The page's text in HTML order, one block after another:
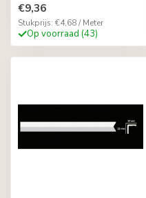
€9,36
Stukprijs: €4,68 / Meter
Op voorraad (43)